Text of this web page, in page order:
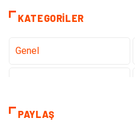
KATEGORILER
Genel
Teknoloji & İnternet
PAYLAŞ